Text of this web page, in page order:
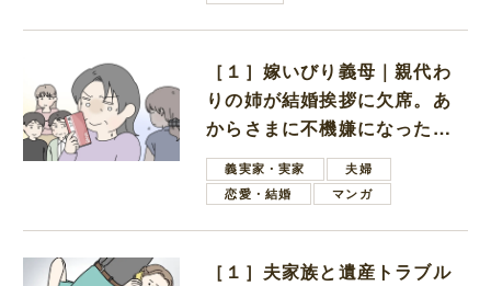
［１］嫁いびり義母｜親代わ
りの姉が結婚挨拶に欠席。あ
からさまに不機嫌になった義
母義実家・実家
夫婦
恋愛・結婚
マンガ
［１］夫家族と遺産トラブル